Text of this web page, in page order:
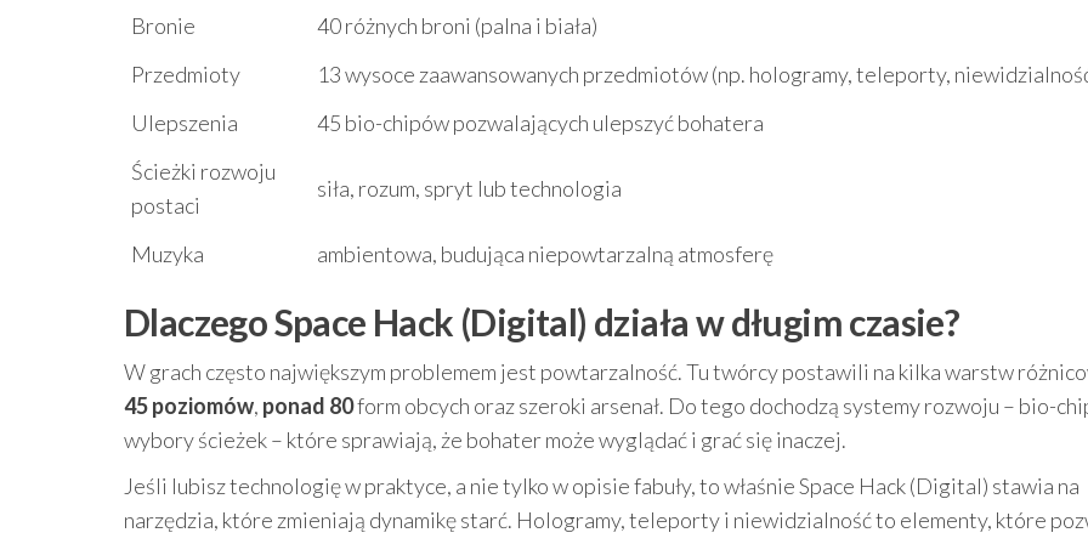
Bronie
40 różnych broni (palna i biała)
Przedmioty
13 wysoce zaawansowanych przedmiotów (np. hologramy, teleporty,
Ulepszenia
45 bio-chipów pozwalających ulepszyć bohatera
Ścieżki rozwoju
postaci
siła, rozum, spryt lub technologia
Muzyka ambientowa, budująca niepowtarzalną atmosferę
Dlaczego Space Hack (Digital) działa w długim czasie?
W grach często największym problemem jest powtarzalność. Tu twórcy postawili na kilka warstw
45 poziomów, ponad 80form obcych oraz szeroki arsenał. Do tego dochodzą systemy rozwoju – bio-
wybory ścieżek – które sprawiają, że bohater może wyglądać i grać się inaczej.
Jeśli lubisz technologię w praktyce, a nie tylko w opisie fabuły, to właśnie Space Hack (Digital) stawia na
narzędzia, które zmieniają dynamikę starć. Hologramy, teleporty i niewidzialność to elementy, które